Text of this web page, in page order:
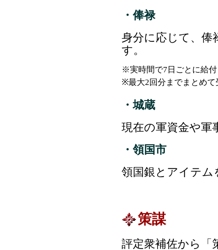
・俸禄
身分に応じて、俸
す。
※実時間で7日ごとに給
※最大2回分までまとめて
・城蔵
現在の軍資金や軍
・領国市
領国銀とアイテム
策謀
評定衆補佐から「